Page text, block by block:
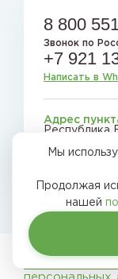
Мы
Продолжая
нашей
8 800
Звонок по
+7 921
Написать в
Адрес
Республика